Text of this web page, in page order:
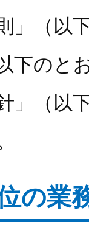
」（以
下のと
」（以
の業